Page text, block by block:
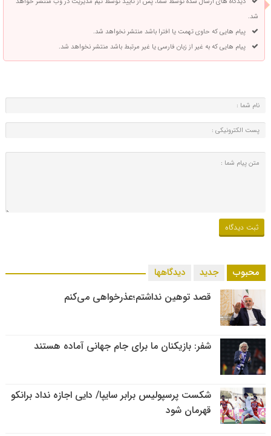
شد.
پیام هایی که حاوی تهمت یا افترا باشد منتشر نخواهد شد.
پیام هایی که به غیر از زبان فارسی یا غیر مرتبط باشد منتشر نخواهد شد.
محبوب جدید دیدگاهها
قصد توهین نداشتم؛عذرخواهی می‌کنم
شفر: بازیکنان ما برای جام جهانی آماده هستند
شکست پرسپولیس برابر سایپا/ دایی اجازه نداد برانکو
قهرمان شود